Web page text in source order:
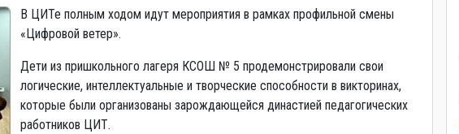
В ЦИТе полным ходом идут мероприятия в рамках профильной смены
«Цифровой ветер».
Дети из пришкольного лагеря КСОШ № 5 продемонстрировали свои
логические, интеллектуальные и творческие способности в викторинах,
которые были организованы зарождающейся династией педагогических
работников ЦИТ.